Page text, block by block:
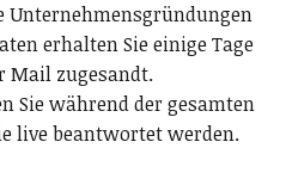
erhalten Sie einige Tage
Mail zugesandt.
Sie während der gesamten
live beantwortet werden.